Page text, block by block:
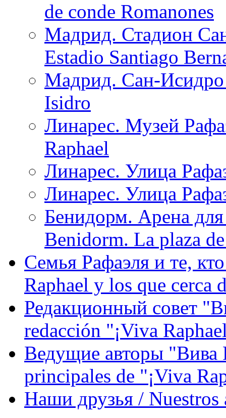
de conde Romanones
Мадрид. Стадион
Estadio Santiago
Мадрид. Сан-Исидро
Isidro
Линарес. Музей
Raphael
Линарес. Улица
Линарес. Улица
Бенидорм. Арена
Benidorm. La plaza
Семья Рафаэля и те,
Raphael y los que cerca
Редакционный совет
redacción "¡Viva
Ведущие авторы "Вива
principales de "¡Viva
Наши друзья / Nuestros